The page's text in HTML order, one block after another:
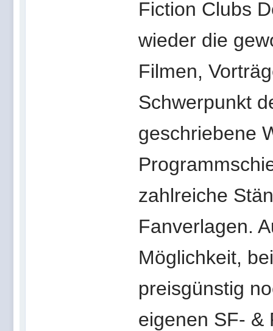
Fiction Clubs
wieder die
Filmen,
Schwerpunkt
geschriebene
zahlreiche
Fanverlagen.
Möglichkeit,
preisgünstig
eigenen SF- &